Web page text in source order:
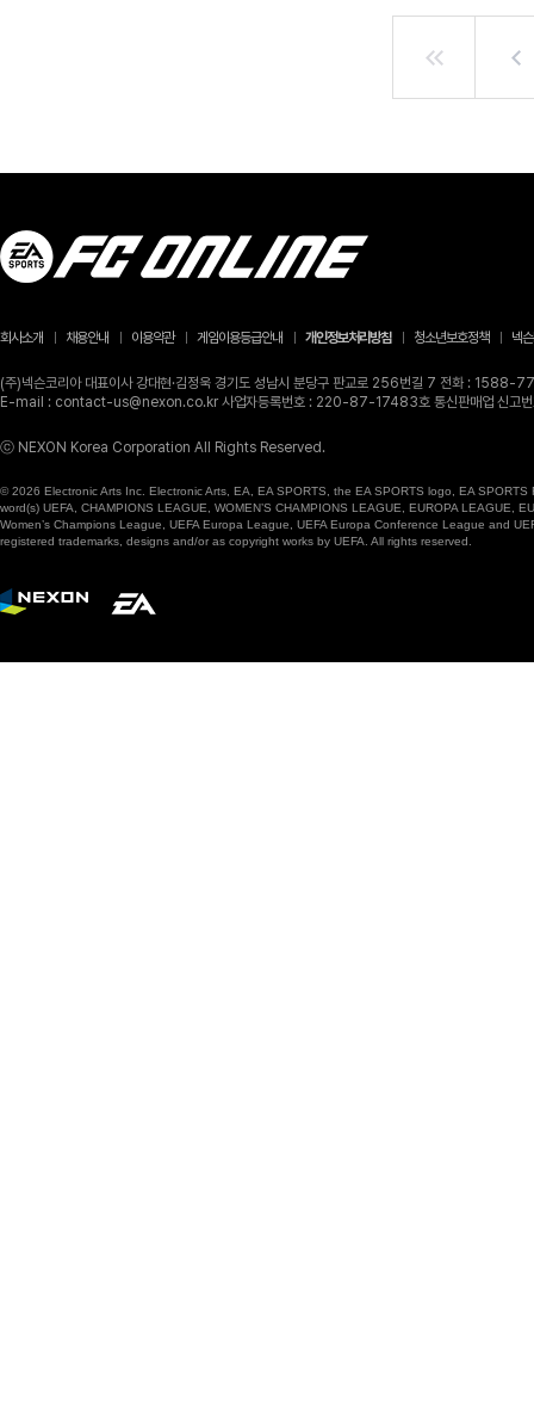
회사소개 채용안내 이용약관 게임이용등급안내 개인정보처리방침 청소년보호정책 넥
(주)넥슨코리아 대표이사 강대현·김정욱 경기도 성남시 분당구 판교로 256번길 7 전화 :
E-mail : contact-us@nexon.co.kr 사업자등록번호 : 220-87-17483호 통신판매업 신고
ⓒ NEXON Korea Corporation All Rights Reserved.
© 2026 Electronic Arts Inc. Electronic Arts, EA, EA SPORTS, the EA SPORTS logo, EA
word(s) UEFA, CHAMPIONS LEAGUE, WOMEN’S CHAMPIONS LEAGUE, EUROPA LEAGUE,
Women’s Champions League, UEFA Europa League, UEFA Europa Conference League and
registered trademarks, designs and/or as copyright works by UEFA. All rights reserved.